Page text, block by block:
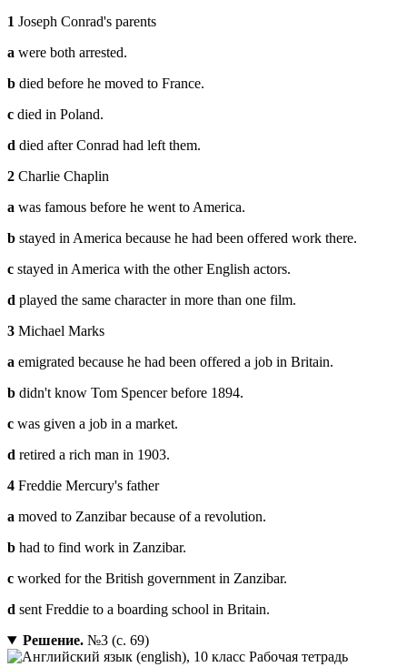
1 Joseph Conrad's parents
a were both arrested.
b died before he moved to France.
c died in Poland.
d died after Conrad had left them.
2 Charlie Chaplin
a was famous before he went to America.
b stayed in America because he had been offered work there.
c stayed in America with the other English actors.
d played the same character in more than one film.
3 Michael Marks
a emigrated because he had been offered a job in Britain.
b didn't know Tom Spencer before 1894.
c was given a job in a market.
d retired a rich man in 1903.
4 Freddie Mercury's father
a moved to Zanzibar because of a revolution.
b had to find work in Zanzibar.
c worked for the British government in Zanzibar.
d sent Freddie to a boarding school in Britain.
Решение.№3 (с. 69)